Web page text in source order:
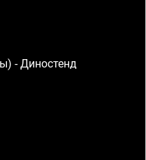
- Диностенд